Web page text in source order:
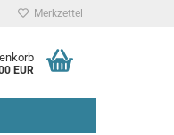
Merkzettel
EUR